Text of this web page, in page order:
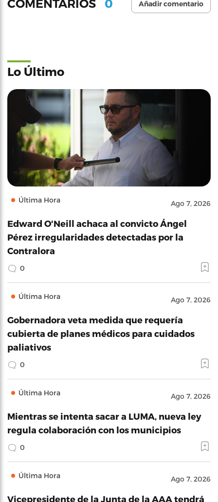
COMENTARIOS 0 Añadir comentario
Lo Último
Última Hora Ago 7, 2026
Edward O'Neill achaca al convicto Ángel
Pérez irregularidades detectadas por la
Contralora
0
Última Hora Ago 7, 2026
Gobernadora veta medida que requería
cubierta de planes médicos para cuidados
paliativos
0
Última Hora Ago 7, 2026
Mientras se intenta sacar a LUMA, nueva ley
regula colaboración con los municipios
0
Última Hora Ago 7, 2026
Vicepresidente de la Junta de la AAA tendrá